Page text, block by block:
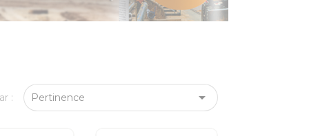
: Pertinence 